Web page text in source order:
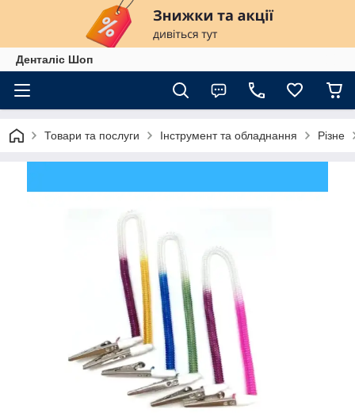
Денталіс Шоп
Товари та послуги Інструмент та обладнання Різне